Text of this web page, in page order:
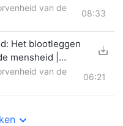
van de
08:33
Het blootleggen
mensheid |
van de
06:21